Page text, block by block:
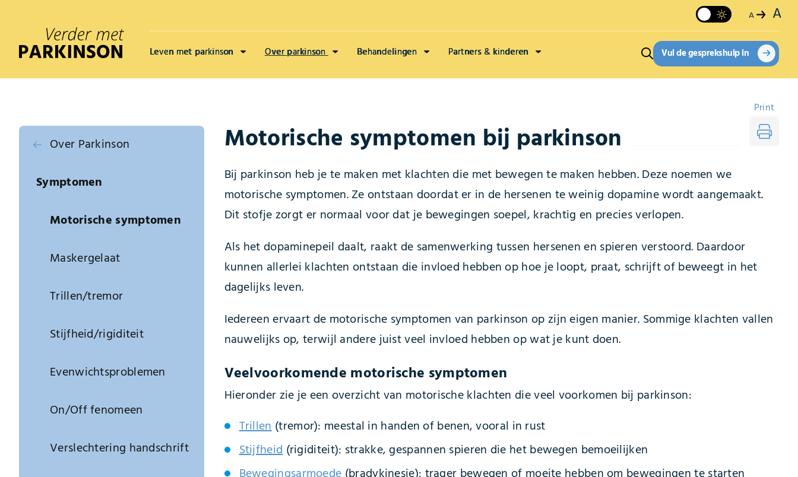
A A
Leven met parkinson Over parkinson Behandelingen Partners & kinderen Vul de gesprekshulp in
Over Parkinson
Symptomen
Motorische symptomen
Maskergelaat
Trillen/tremor
Stijfheid/rigiditeit
Evenwichtsproblemen
On/Off fenomeen
Verslechtering handschrift
Motorische symptomen bij parkinson
Print
Bij parkinson heb je te maken met klachten die met bewegen te maken hebben. Deze noemen we
motorische symptomen. Ze ontstaan doordat er in de hersenen te weinig dopamine wordt aangemaakt.
Dit stofje zorgt er normaal voor dat je bewegingen soepel, krachtig en precies verlopen.
Als het dopaminepeil daalt, raakt de samenwerking tussen hersenen en spieren verstoord. Daardoor
kunnen allerlei klachten ontstaan die invloed hebben op hoe je loopt, praat, schrijft of beweegt in het
dagelijks leven.
Iedereen ervaart de motorische symptomen van parkinson op zijn eigen manier. Sommige klachten vallen
nauwelijks op, terwijl andere juist veel invloed hebben op wat je kunt doen.
Veelvoorkomende motorische symptomen
Hieronder zie je een overzicht van motorische klachten die veel voorkomen bij parkinson:
Trillen(tremor): meestal in handen of benen, vooral in rust
Stijfheid(rigiditeit): strakke, gespannen spieren die het bewegen bemoeilijken